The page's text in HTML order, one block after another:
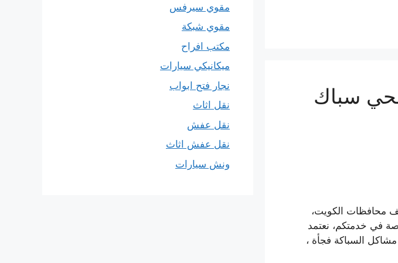
فني صحي سباك
محافظات الكويت،
في خدمتكم، نعتمد
السباكة فجأة ،
مقوي سيرفس
مقوي شبكة
مكتب افراح
ميكانيكي سيارات
نجار فتح ابواب
نقل اثاث
نقل عفش
نقل عفش اثاث
ونش سيارات